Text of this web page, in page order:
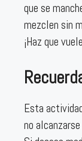
que se
mezclen sin
¡Haz que
Esta
no